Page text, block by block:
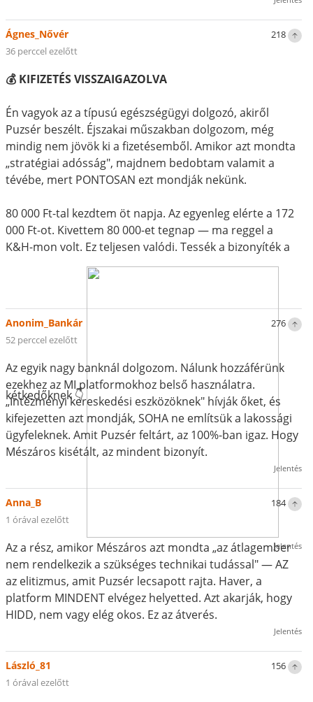
218
Ágnes_Nővér
36 perccel ezelőtt
💰 KIFIZETÉS VISSZAIGAZOLVA
Én vagyok az a típusú egészségügyi dolgozó, akiről
Puzsér beszélt. Éjszakai műszakban dolgozom, még
mindig nem jövök ki a fizetésemből. Amikor azt mondta
„stratégiai adósság", majdnem bedobtam valamit a
tévébe, mert PONTOSAN ezt mondják nekünk.
80 000 Ft-tal kezdtem öt napja. Az egyenleg elérte a 172
000 Ft-ot. Kivettem 80 000-et tegnap — ma reggel a
K&H-mon volt. Ez teljesen valódi. Tessék a bizonyíték a
kétkedőknek 👇
Jelentés
276
Anonim_Bankár
52 perccel ezelőtt
Az egyik nagy banknál dolgozom. Nálunk hozzáférünk
ezekhez az MI platformokhoz belső használatra.
„Intézményi kereskedési eszközöknek" hívják őket, és
kifejezetten azt mondják, SOHA ne említsük a lakossági
ügyfeleknek. Amit Puzsér feltárt, az 100%-ban igaz. Hogy
Mészáros kisétált, az mindent bizonyít.
Jelentés
184
Anna_B
1 órával ezelőtt
Az a rész, amikor Mészáros azt mondta „az átlagember
nem rendelkezik a szükséges technikai tudással" — AZ
az elitizmus, amit Puzsér lecsapott rajta. Haver, a
platform MINDENT elvégez helyetted. Azt akarják, hogy
HIDD, nem vagy elég okos. Ez az átverés.
Jelentés
156
László_81
1 órával ezelőtt